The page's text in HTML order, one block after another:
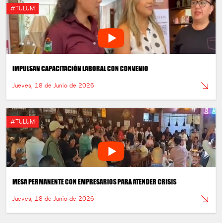
#TULUM
IMPULSAN CAPACITACIÓN LABORAL CON CONVENIO
Jueves, 18 de Junio de 2026
#TULUM
MESA PERMANENTE CON EMPRESARIOS PARA ATENDER CRISIS
Jueves, 18 de Junio de 2026